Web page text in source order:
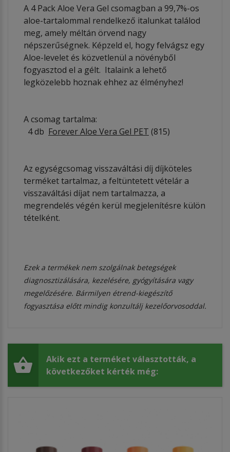
A 4 Pack Aloe Vera Gel csomagban a 99,7%-os
aloe-tartalommal rendelkező italunkat találod
meg, amely méltán örvend nagy
népszerűségnek. Képzeld el, hogy felvágsz egy
Aloe-levelet és közvetlenül a növényből
fogyasztod el a gélt. Italaink a lehető
legközelebb hoznak ehhez az élményhez!
A csomag tartalma:
4 db Forever Aloe Vera Gel PET (815)
Az egységcsomag visszaváltási díj díjköteles
terméket tartalmaz, a feltüntetett vételár a
visszaváltási díjat nem tartalmazza, a
megrendelés végén kerül megjelenítésre külön
tételként.
Ezek a termékek nem szolgálnak betegségek
diagnosztizálására, kezelésére, gyógyítására vagy
megelőzésére. Bármilyen étrend-kiegészítő
fogyasztása előtt mindig konzultálj kezelőorvosoddal.
Akik ezt a terméket választották, a
következőket kérték még: